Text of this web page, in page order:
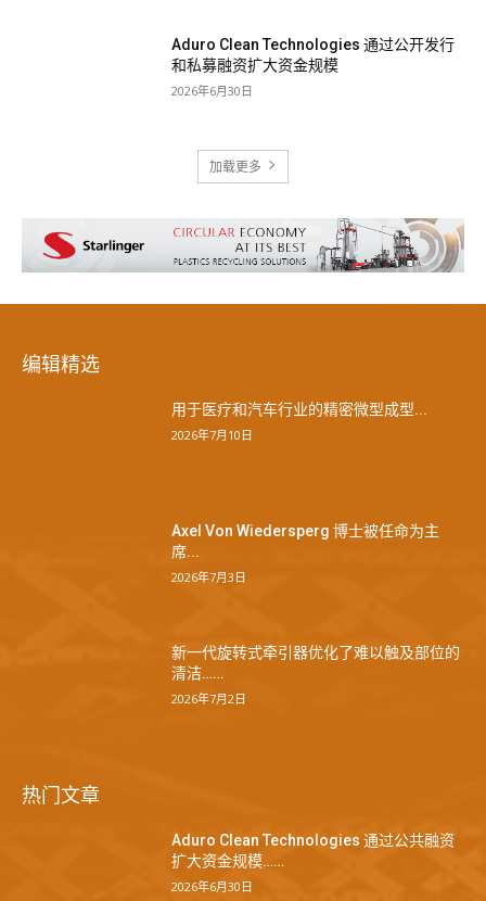
Aduro Clean Technologies 通过公开发行
和私募融资扩大资金规模
2026年6月30日
加载更多
编辑精选
用于医疗和汽车行业的精密微型成型...
2026年7月10日
Axel Von Wiedersperg 博士被任命为主
席...
2026年7月3日
新一代旋转式牵引器优化了难以触及部位的
清洁……
2026年7月2日
热门文章
Aduro Clean Technologies 通过公共融资
扩大资金规模……
2026年6月30日